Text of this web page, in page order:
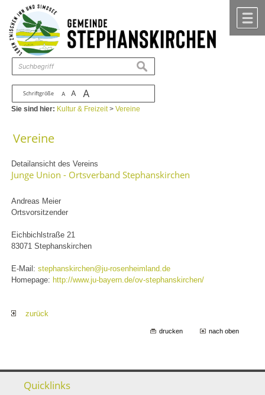
Zum Inhalt ,zur Navigation
Schriftgröße A A A
suchen
Sie sind hier: Kultur & Freizeit>Vereine
Vereine
Detailansicht des Vereins
Junge Union - Ortsverband Stephanskirchen
Andreas Meier
Ortsvorsitzender
Eichbichlstraße 21
83071 Stephanskirchen
E-Mail:stephanskirchen@ju-rosenheimland.de
Homepage: http://www.ju-bayern.de/ov-stephanskirchen/
zurück
drucken nach oben
Quicklinks